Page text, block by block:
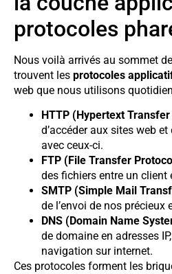
protocoles
Nous voilà arrivés au sommet
trouvent les protocoles
web que nous utilisons
HTTP (Hypertext
d’accéder aux sites web
avec ceux-ci.
FTP (File Transfer
des fichiers entre un client
SMTP (Simple Mail
de l’envoi de nos précieux
DNS (Domain Name
de domaine en adresses
navigation sur internet.
Ces protocoles forment les